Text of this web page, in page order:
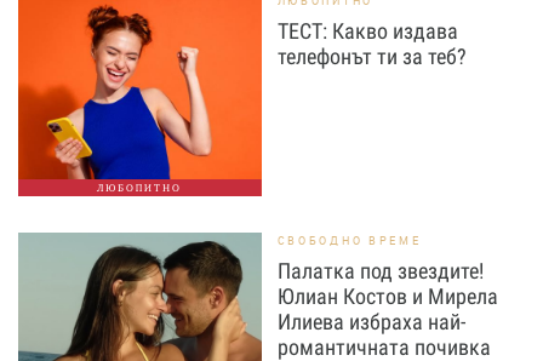
ЛЮБОПИТНО
ТЕСТ: Какво издава
телефонът ти за теб?
СВОБОДНО ВРЕМЕ
Палатка под звездите!
Юлиан Костов и Мирела
Илиева избраха най-
романтичната почивка